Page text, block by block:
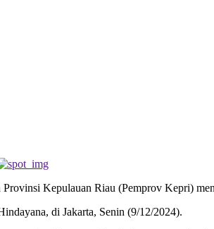
Kepulauan Riau (Pemprov Kepri)
di Jakarta, Senin (9/12/2024).